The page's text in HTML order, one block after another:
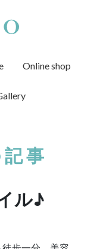
Online shop
事
ル♪